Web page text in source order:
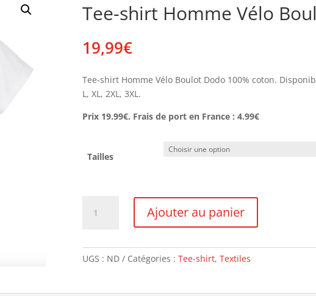
Tee-shirt Homme Vélo
19,99€
Tee-shirt Homme Vélo Boulot Dodo 100% coton.
L, XL, 2XL, 3XL.
Prix 19.99€. Frais de port en France : 4.99€
Tailles
Homme
Ajouter au panier
UGS : ND Catégories : Tee-shirt, Textiles